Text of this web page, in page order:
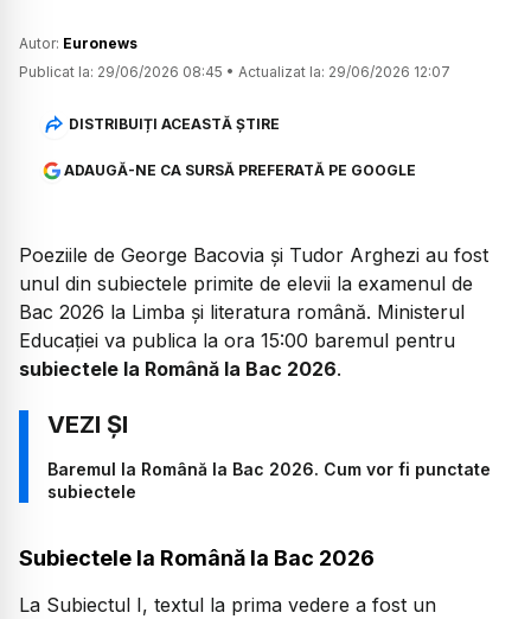
Autor: Euronews
Publicat la: 29/06/2026 08:45 • Actualizat la: 29/06/2026 12:07
DISTRIBUIȚI ACEASTĂ ȘTIRE
ADAUGĂ-NE CA SURSĂ PREFERATĂ PE GOOGLE
Poeziile de George Bacovia și Tudor Arghezi au fost
unul din subiectele primite de elevii la examenul de
Bac 2026 la Limba și literatura română. Ministerul
Educației va publica la ora 15:00 baremul pentru
subiectele la Română la Bac 2026.
Baremul la Română la Bac 2026. Cum vor fi punctate
subiectele
Subiectele la Română la Bac 2026
La Subiectul I, textul la prima vedere a fost un